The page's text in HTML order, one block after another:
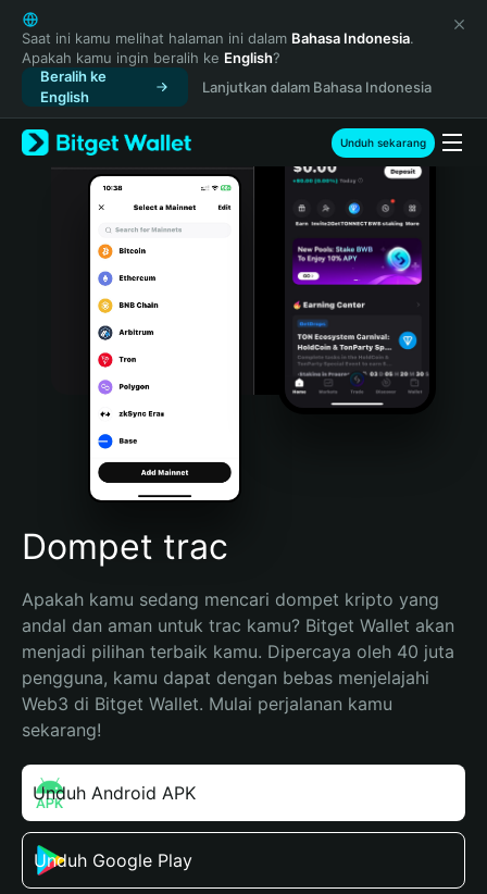
English
日本語
Tiếng Việt
Русский
Español (Latinoamérica)
Türkçe
Italiano
Português (Portugal)
Bahasa Indonesia
Português (Brasil)
Español (Argentina)
Saat ini kamu melihat halaman ini dalam Bahasa Indonesia.
Apakah kamu ingin beralih ke English?
Beralih ke
English
Lanjutkan dalam Bahasa Indonesia
Unduh sekarang
Dompet trac
Apakah kamu sedang mencari dompet kripto yang
andal dan aman untuk trac kamu? Bitget Wallet akan
menjadi pilihan terbaik kamu. Dipercaya oleh 40 juta
pengguna, kamu dapat dengan bebas menjelajahi
Web3 di Bitget Wallet. Mulai perjalanan kamu
sekarang!
Unduh Android APK
Unduh Google Play